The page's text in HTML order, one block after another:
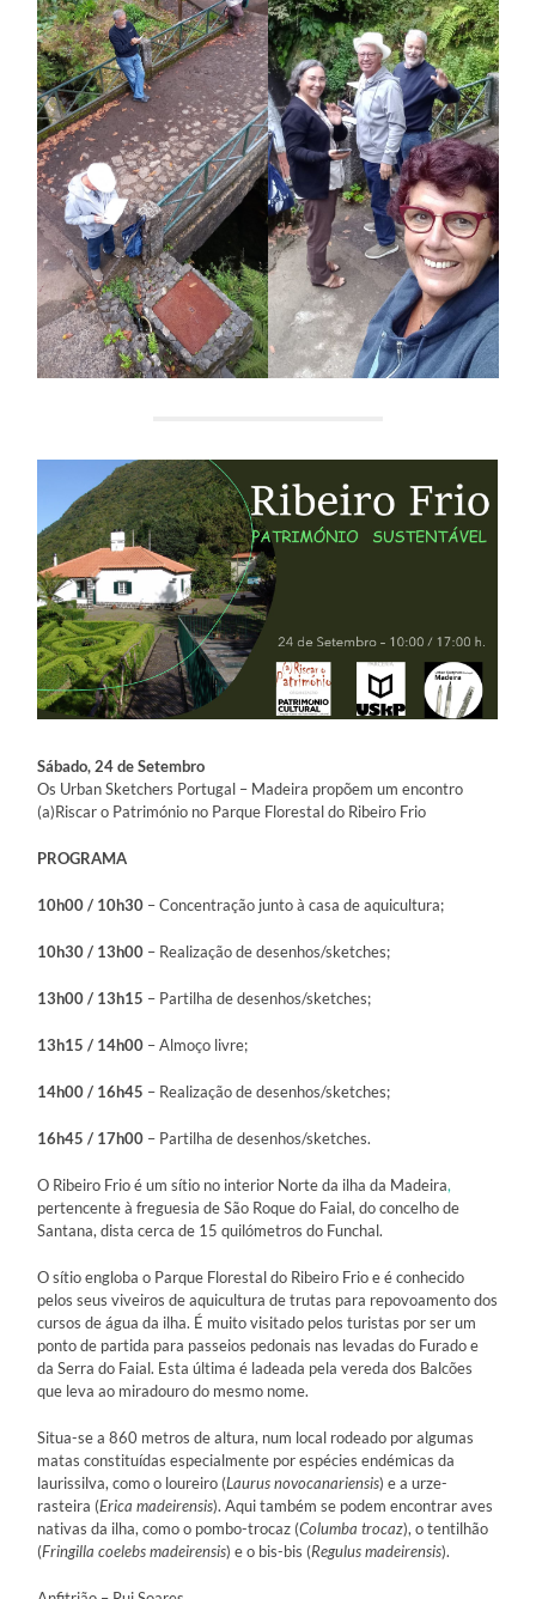
Sábado, 24 de Setembro
Os Urban Sketchers Portugal – Madeira propõem um encontro
(a)Riscar o Património no Parque Florestal do Ribeiro Frio
PROGRAMA
10h00 / 10h30 – Concentração junto à casa de aquicultura;
10h30 / 13h00 – Realização de desenhos/sketches;
13h00 / 13h15 – Partilha de desenhos/sketches;
13h15 / 14h00 – Almoço livre;
14h00 / 16h45 – Realização de desenhos/sketches;
16h45 / 17h00 – Partilha de desenhos/sketches.
O Ribeiro Frio é um sítio no interior Norte da ilha da Madeira,
pertencente à freguesia de São Roque do Faial, do concelho de
Santana, dista cerca de 15 quilómetros do Funchal.
O sítio engloba o Parque Florestal do Ribeiro Frio e é conhecido
pelos seus viveiros de aquicultura de trutas para repovoamento dos
cursos de água da ilha. É muito visitado pelos turistas por ser um
ponto de partida para passeios pedonais nas levadas do Furado e
da Serra do Faial. Esta última é ladeada pela vereda dos Balcões
que leva ao miradouro do mesmo nome.
Situa-se a 860 metros de altura, num local rodeado por algumas
matas constituídas especialmente por espécies endémicas da
laurissilva, como o loureiro (Laurus novocanariensis) e a urze-
rasteira (Erica madeirensis). Aqui também se podem encontrar aves
nativas da ilha, como o pombo-trocaz (Columba trocaz), o tentilhão
(Fringilla coelebs madeirensis) e o bis-bis (Regulus madeirensis).